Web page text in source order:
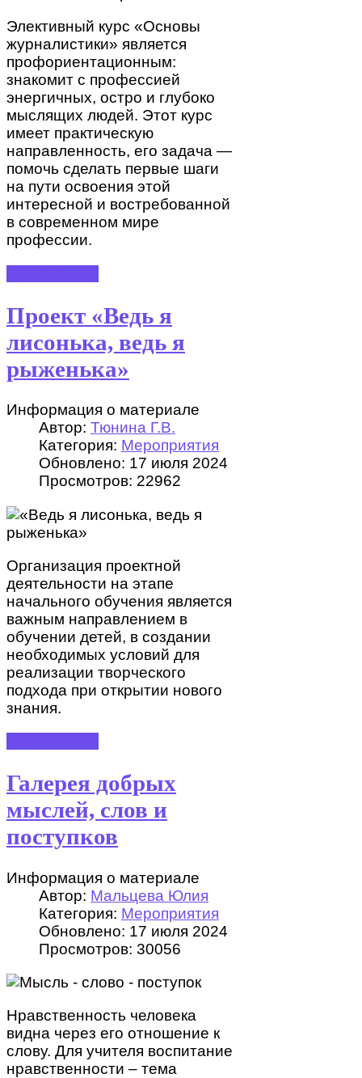
Элективный курс «Основы
журналистики» является
профориентационным:
знакомит с профессией
энергичных, остро и глубоко
мыслящих людей. Этот курс
имеет практическую
направленность, его задача —
помочь сделать первые шаги
на пути освоения этой
интересной и востребованной
в современном мире
профессии.
Проект «Ведь я
лисонька, ведь я
рыженька»
Информация о материале
Автор: Тюнина Г.В.
Категория: Мероприятия
Обновлено: 17 июля 2024
Просмотров: 22962
Организация проектной
деятельности на этапе
начального обучения является
важным направлением в
обучении детей, в создании
необходимых условий для
реализации творческого
подхода при открытии нового
знания.
Галерея добрых
мыслей, слов и
поступков
Информация о материале
Автор: Мальцева Юлия
Категория: Мероприятия
Обновлено: 17 июля 2024
Просмотров: 30056
Нравственность человека
видна через его отношение к
слову. Для учителя воспитание
нравственности – тема